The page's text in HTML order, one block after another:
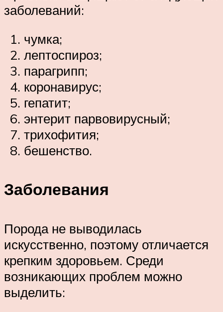
заболеваний:
чумка;
лептоспироз;
парагрипп;
коронавирус;
гепатит;
энтерит парвовирусный;
трихофития;
бешенство.
Заболевания
Порода не выводилась
искусственно, поэтому отличается
крепким здоровьем. Среди
возникающих проблем можно
выделить: